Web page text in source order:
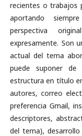
recientes o trabajos
aportando
perspectiva
expresamente. Son
actual del tema
puede suponer
estructura en título
autores, correo
preferencia Gmail,
descriptores,
del tema),